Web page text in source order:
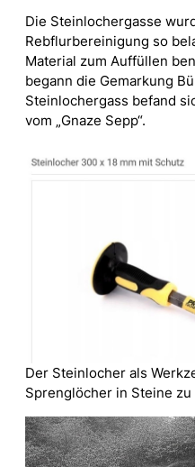
Die Steinlochergasse
Rebflurbereinigung so
Material zum Auffüllen
begann die Gemarkung
Steinlochergass befand
vom „Gnaze Sepp“.
Der Steinlocher als
Sprenglöcher in Steine zu